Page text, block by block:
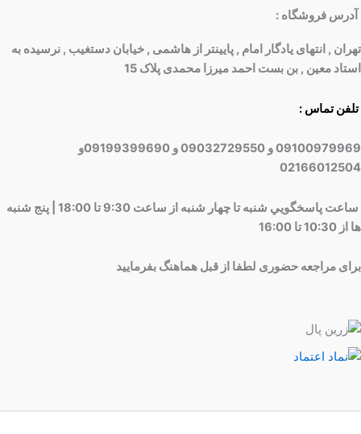
آدرس فروشگاه :
تهران , انتهای یادگار امام , پایینتر از هاشمی , خیابان دستغیب , نرسیده به
استاد معین , بن بست احمد میرزا محمدی پلاک 15
تلفن تماس :
09100979969 و 09032729550 و 09199399690و
02166012504
ساعت پاسخگويي شنبه تا چهار شنبه از ساعت 9:30 تا 18:00 | پنج شنبه
ها از 10:30 تا 16:00
برای مراجعه حضوری لطفا از قبل هماهنگ بفرمایید